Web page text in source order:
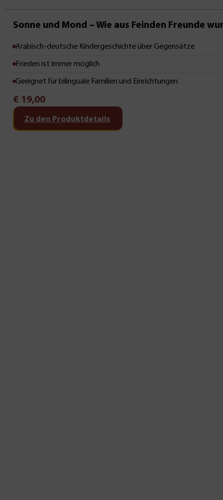
Sonne und Mond – Wie aus Feinden Freunde
Arabisch-deutsche Kindergeschichte über Gegensätze
Frieden ist immer möglich
Geeignet für bilinguale Familien und Einrichtungen
€ 19,00
Zu den Produktdetails